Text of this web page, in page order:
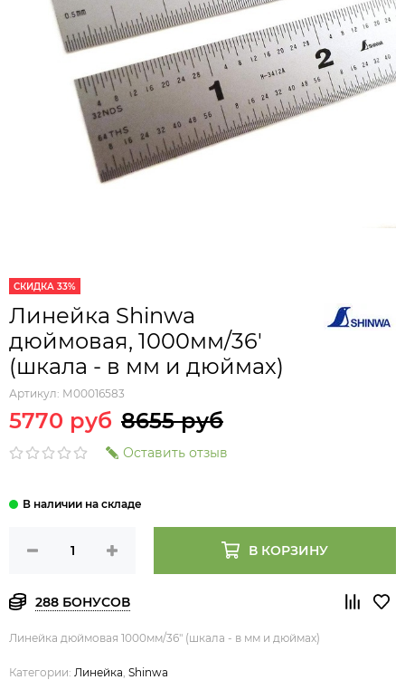
СКИДКА 33%
Линейка Shinwa
дюймовая, 1000мм/36'
(шкала - в мм и дюймах)
Артикул: М00016583
5770 руб 8655 руб
Оставить отзыв
В КОРЗИНУ
288 БОНУСОВ
Линейка дюймовая 1000мм/36" (шкала - в мм и дюймах)
Категории: Линейка Shinwa